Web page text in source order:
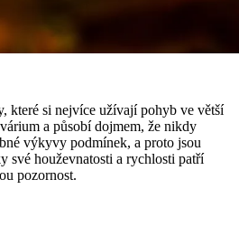
které si nejvíce užívají pohyb ve větší
a působí dojmem, že nikdy
výkyvy podmínek, a proto jsou
své houževnatosti a rychlosti patří
pozornost.